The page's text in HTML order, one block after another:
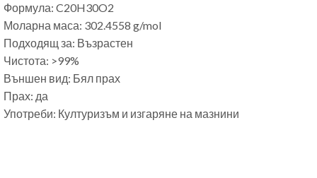
Формула: C20H30O2
Моларна маса: 302.4558 g/mol
Подходящ за: Възрастен
Чистота: >99%
Външен вид: Бял прах
Прах: да
Употреби: Културизъм и изгаряне на мазнини